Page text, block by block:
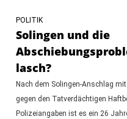
POLITIK
Solingen und die
lasch?
Nach dem Solingen-Anschlag
gegen den Tatverdächtigen
Polizeiangaben ist es ein 26